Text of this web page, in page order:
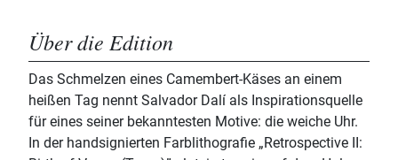
Über die Edition
Das Schmelzen eines Camembert-Käses an einem
heißen Tag nennt Salvador Dalí als Inspirationsquelle
für eines seiner bekanntesten Motive: die weiche Uhr.
In der handsignierten Farblithografie „Retrospective II: